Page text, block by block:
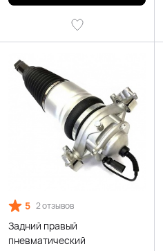
5 2 отзывов
Задний правый
пневматический